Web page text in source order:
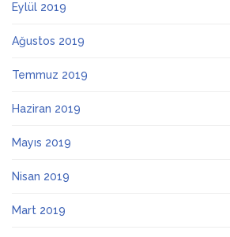
Eylül 2019
Ağustos 2019
Temmuz 2019
Haziran 2019
Mayıs 2019
Nisan 2019
Mart 2019